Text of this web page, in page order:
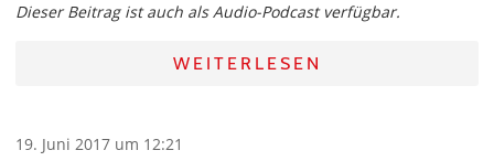
Dieser Beitrag ist auch als Audio-Podcast verfügbar.
WEITERLESEN
19. Juni 2017 um 12:21